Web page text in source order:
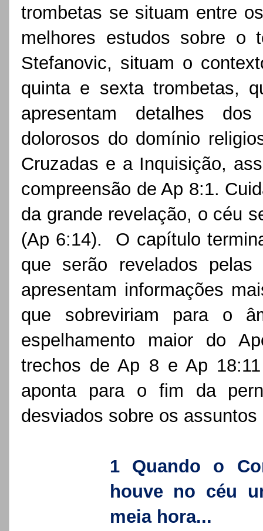
trombetas se situam entre
melhores estudos sobre o
Stefanovic, situam o
quinta e sexta trombetas,
apresentam detalhes
dolorosos do domínio
Cruzadas e a Inquisição,
compreensão de Ap 8:1.
da grande revelação, o céu
(Ap 6:14).  O capítulo
que serão revelados
apresentam informações
que sobreviriam para o
espelhamento maior do
trechos de Ap 8 e Ap
aponta para o fim da
desviados sobre os
1 Quando o
houve no céu
meia hora...